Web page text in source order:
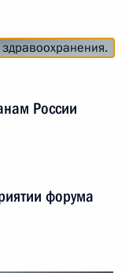
России
форума